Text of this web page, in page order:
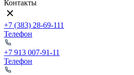
Контакты
+7 (383) 28-69-111
Телефон
+7 913 007-91-11
Телефон